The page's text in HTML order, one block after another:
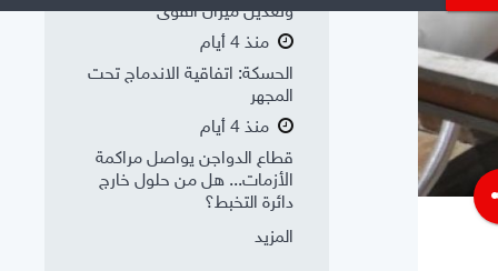
وتعديل ميزان القوى
منذ 4 أيام
الحسكة: اتفاقية الاندماج تحت
المجهر
منذ 4 أيام
قطاع الدواجن يواصل مراكمة
الأزمات... هل من حلول خارج
دائرة التخبط؟
المزيد